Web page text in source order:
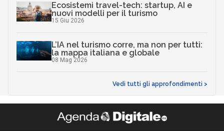
Ecosistemi travel-tech: startup, AI e
nuovi modelli per il turismo
15 Giu 2026
L’IA nel turismo corre, ma non per tutti:
la mappa italiana e globale
08 Mag 2026
Vedi tutti gli approfondimenti >